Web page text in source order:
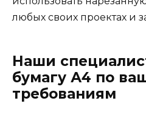
любых своих проектах и
Наши
бумагу А4 по
требованиям